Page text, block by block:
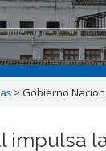
> Gobierno
impulsa